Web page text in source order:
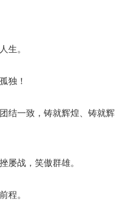
生。
独！
结一致，铸就辉煌、铸就辉
屡战，笑傲群雄。
程。